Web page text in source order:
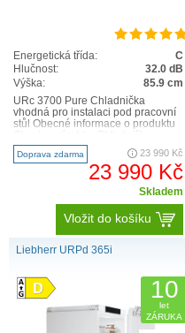
Energetická třída:
C
Hlučnost:
32.0 dB
Výška:
85.9 cm
URc 3700 Pure Chladnička
vhodná pro instalaci pod pracovní
stůl Obecné informace o produktu
vhodná pro instalaci pod..
Doprava zdarma 23 990 Kč
23 990 Kč
Skladem
Vložit do košíku
Liebherr URPd 365i
10
let
ZÁRUKA